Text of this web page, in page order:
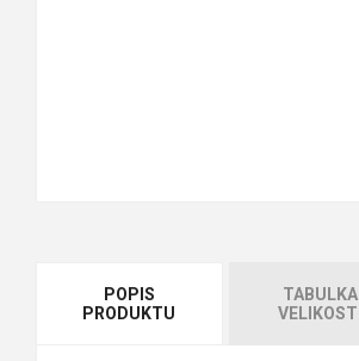
POPIS
PRODUKTU
TABULKA
VELIKOSTÍ